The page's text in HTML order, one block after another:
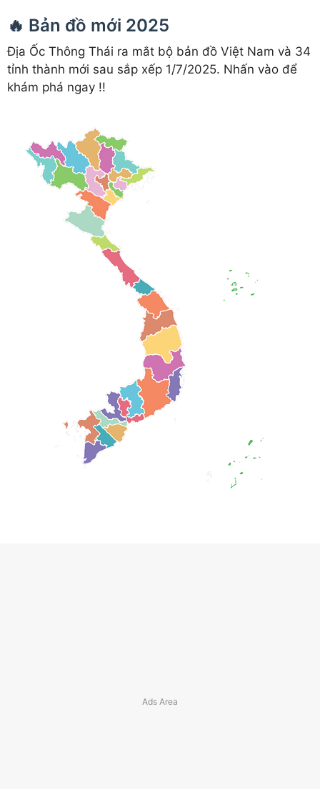
🔥 Bản đồ mới 2025
Địa Ốc Thông Thái ra mắt bộ bản đồ Việt Nam và 34
tỉnh thành mới sau sắp xếp 1/7/2025. Nhấn vào để
khám phá ngay !!